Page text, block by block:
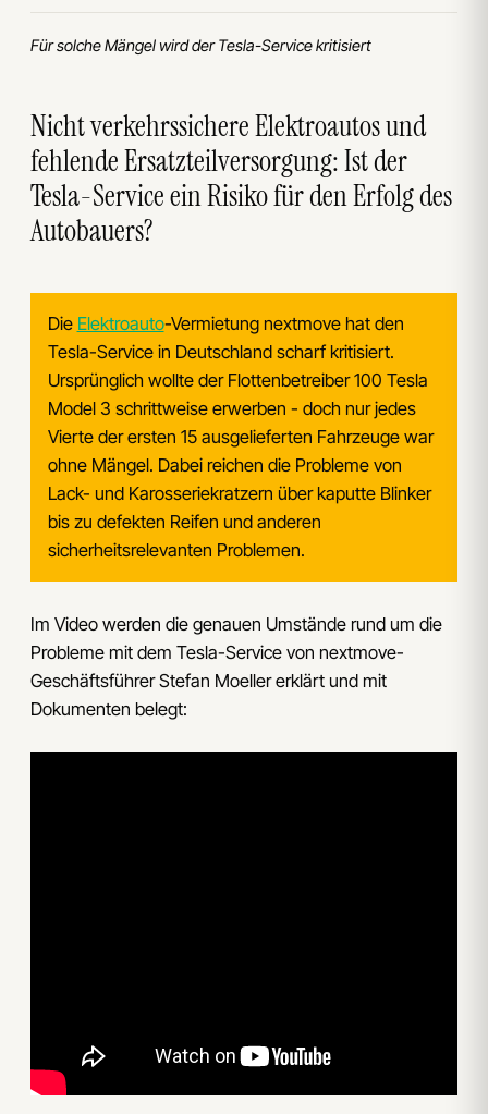
Für solche Mängel wird der Tesla-Service kritisiert
Nicht verkehrssichere Elektroautos und
fehlende Ersatzteilversorgung: Ist der
Tesla-Service ein Risiko für den Erfolg des
Autobauers?
Die Elektroauto-Vermietung nextmove hat den
Tesla-Service in Deutschland scharf kritisiert.
Ursprünglich wollte der Flottenbetreiber 100 Tesla
Model 3 schrittweise erwerben - doch nur jedes
Vierte der ersten 15 ausgelieferten Fahrzeuge war
ohne Mängel. Dabei reichen die Probleme von
Lack- und Karosseriekratzern über kaputte Blinker
bis zu defekten Reifen und anderen
sicherheitsrelevanten Problemen.
Im Video werden die genauen Umstände rund um die
Probleme mit dem Tesla-Service von nextmove-
Geschäftsführer Stefan Moeller erklärt und mit
Dokumenten belegt: